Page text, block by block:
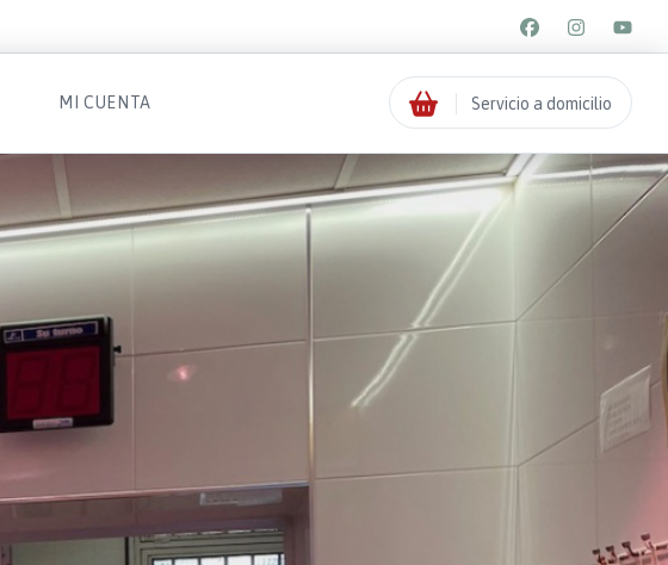
MI CUENTA Servicio a domicilio